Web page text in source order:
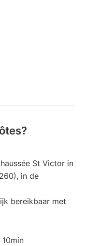
St Victor in
in de
bereikbaar met